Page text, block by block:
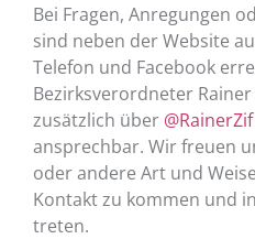
Bei Fragen, Anregungen
sind neben der Website
Telefon und Facebook
Bezirksverordneter
zusätzlich über @RainerZif
ansprechbar. Wir freuen
oder andere Art und
Kontakt zu kommen und
treten.